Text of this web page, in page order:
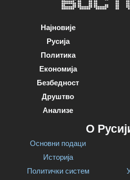
Најновије
Русија
Политика
Економија
Безбедност
Друштво
Анализе
О
Основни подаци
Историја
Политички систем